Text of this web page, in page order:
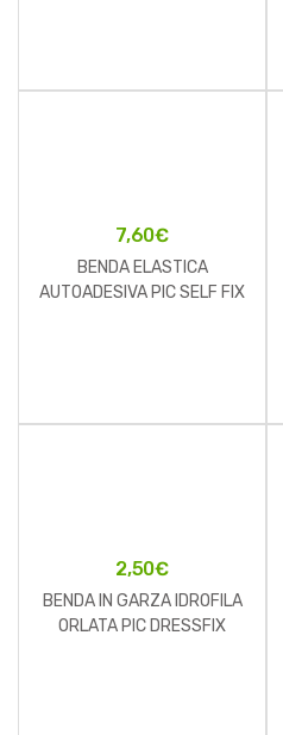
7,60€
BENDA ELASTICA
AUTOADESIVA PIC SELF FIX
2,50€
BENDA IN GARZA IDROFILA
ORLATA PIC DRESSFIX